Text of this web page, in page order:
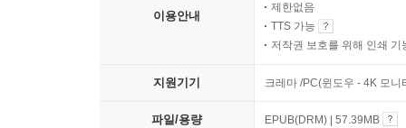
이용안내
제한없음
TTS 가능
저작권 보호를 위해 인쇄 기
지원기기 크레마 /PC(윈도우 - 4K 모
파일/용량 EPUB(DRM) | 57.39MB